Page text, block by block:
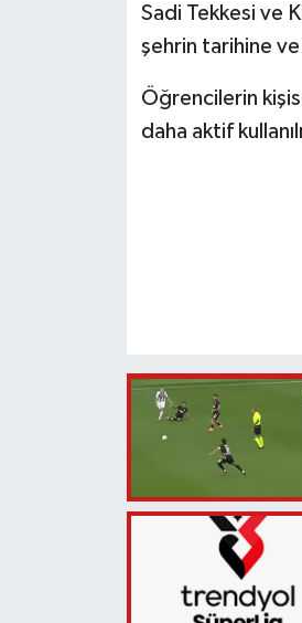
Sadi Tekkesi ve
şehrin tarihine ve
Öğrencilerin
daha aktif